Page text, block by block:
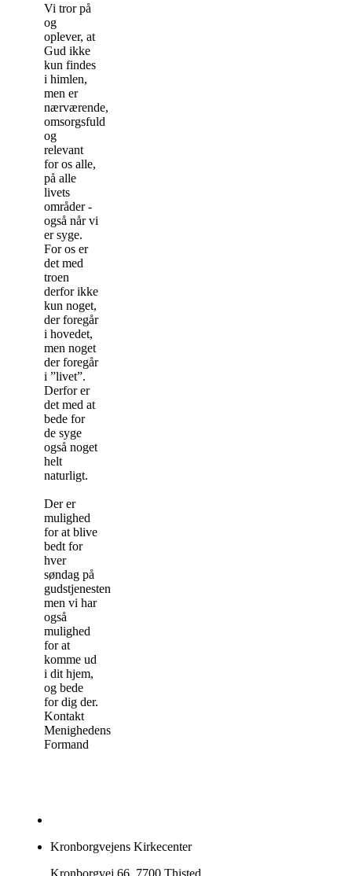
Vi tror på
og
oplever, at
Gud ikke
kun findes
i himlen,
men er
nærværende,
omsorgsfuld
og
relevant
for os alle,
på alle
livets
områder -
også når vi
er syge.
For os er
det med
troen
derfor ikke
kun noget,
der foregår
i hovedet,
men noget
der foregår
i ”livet”.
Derfor er
det med at
bede for
de syge
også noget
helt
naturligt.
Der er
mulighed
for at blive
bedt for
hver
søndag på
gudstjenesten,
men vi har
også
mulighed
for at
komme ud
i dit hjem,
og bede
for dig der.
Kontakt
Menighedens
Formand
Kronborgvejens Kirkecenter